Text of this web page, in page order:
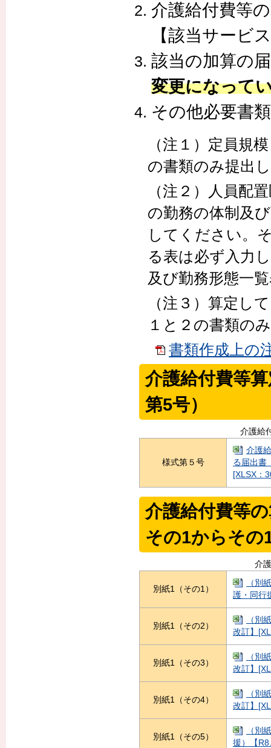
介護給付費等
【該当サービ
該当の加算の
変更になって
その他必要書
（注１）定員規
の書類のみ提出
（注２）人員配
の勤務の体制及
してください。
る表は必ず入力
及び勤務形態一
（注３）算定し
１と２の書類の
書類作成上の
介護給付費等
第5号）
介護給
様式第５号
介護
る届出書
[XLSX：
介護給付費等
その1からその
介
別紙1（その1）
（別
護・同行
別紙1（その2）
（別
改訂】
別紙1（その3）
（別
改訂】
別紙1（その4）
（別
改訂】
別紙1（その5）
（別
援）【